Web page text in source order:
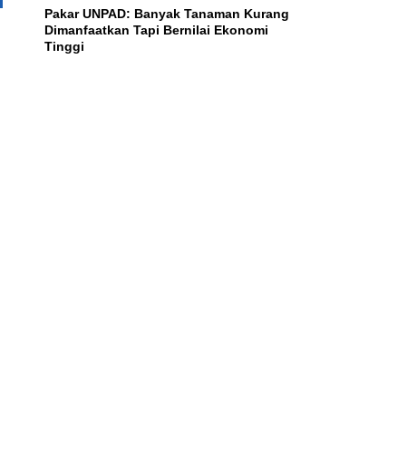
Pakar UNPAD: Banyak Tanaman Kurang
Dimanfaatkan Tapi Bernilai Ekonomi
Tinggi